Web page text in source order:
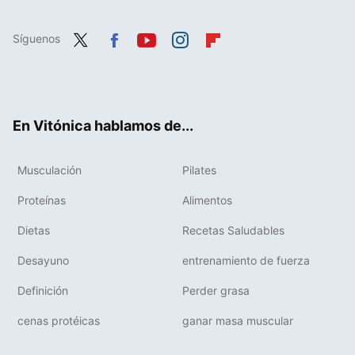
Síguenos
En Vitónica hablamos de...
Musculación Pilates
Proteínas Alimentos
Dietas Recetas Saludables
Desayuno entrenamiento de fuerza
Definición Perder grasa
cenas protéicas ganar masa muscular